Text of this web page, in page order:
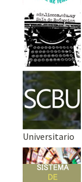
Universitario